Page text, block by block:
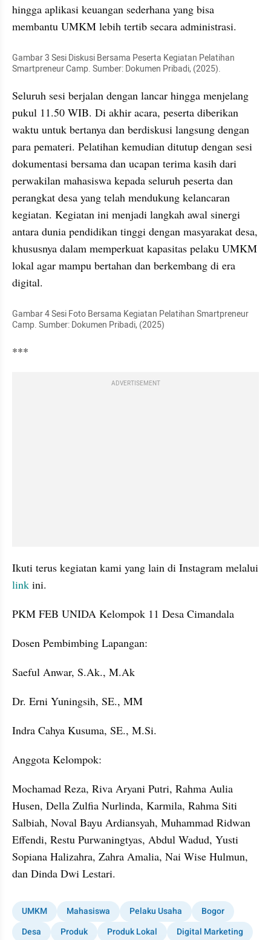
hingga aplikasi keuangan sederhana yang bisa
membantu UMKM lebih tertib secara administrasi.
Gambar 3 Sesi Diskusi Bersama Peserta Kegiatan Pelatihan
Smartpreneur Camp. Sumber: Dokumen Pribadi, (2025).
Seluruh sesi berjalan dengan lancar hingga menjelang
pukul 11.50 WIB. Di akhir acara, peserta diberikan
waktu untuk bertanya dan berdiskusi langsung dengan
para pemateri. Pelatihan kemudian ditutup dengan sesi
dokumentasi bersama dan ucapan terima kasih dari
perwakilan mahasiswa kepada seluruh peserta dan
perangkat desa yang telah mendukung kelancaran
kegiatan. Kegiatan ini menjadi langkah awal sinergi
antara dunia pendidikan tinggi dengan masyarakat desa,
khususnya dalam memperkuat kapasitas pelaku UMKM
lokal agar mampu bertahan dan berkembang di era
digital.
Gambar 4 Sesi Foto Bersama Kegiatan Pelatihan Smartpreneur
Camp. Sumber: Dokumen Pribadi, (2025)
***
ADVERTISEMENT
link ini.
PKM FEB UNIDA Kelompok 11 Desa Cimandala
Dosen Pembimbing Lapangan:
Saeful Anwar, S.Ak., M.Ak
Dr. Erni Yuningsih, SE., MM
Indra Cahya Kusuma, SE., M.Si.
Anggota Kelompok:
Mochamad Reza, Riva Aryani Putri, Rahma Aulia
Husen, Della Zulfia Nurlinda, Karmila, Rahma Siti
Salbiah, Noval Bayu Ardiansyah, Muhammad Ridwan
Effendi, Restu Purwaningtyas, Abdul Wadud, Yusti
Sopiana Halizahra, Zahra Amalia, Nai Wise Hulmun,
dan Dinda Dwi Lestari.
UMKM Mahasiswa Pelaku Usaha
Bogor
Desa
Produk Produk Lokal Digital Marketing